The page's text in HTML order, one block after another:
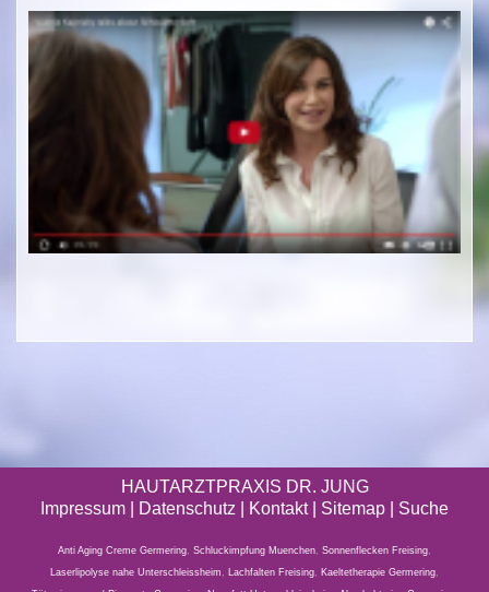
HAUTARZTPRAXIS DR. JUNG
Impressum
Datenschutz | Kontakt | Sitemap Suche
Anti Aging Creme Germering, Schluckimpfung Muenchen, Sonnenflecken Freising,
Laserlipolyse nahe Unterschleissheim , Lachfalten Freising, Kaeltetherapie Germering,